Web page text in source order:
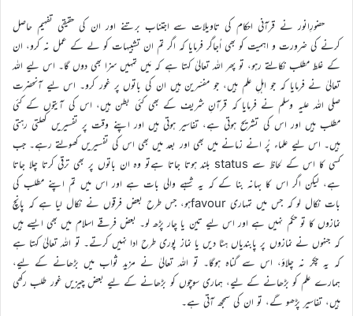
حضورِانور نے قرآنی احکام کی تاویلات سے اجتناب برتنے اور ان کی حقیقی تفہیم حاصل
کرنے کی ضرورت و اہمیت کو بھی اُجاگر فرمایا کہ اگر تم ان تشبیہات کو لے کے عمل نہ کرو، ان
کے غلط مطلب نکالتے رہو، تو پھر اللہ تعالیٰ کہتا ہے کہ مَیں تمہیں سزا بھی دوں گا۔ اس لیے اللہ
تعالیٰ نے فرمایا کہ جو اہلِ علم ہیں، جو مفسّرین ہیں ان کی باتوں پر غور کرو۔ اس لیے آنحضرت
صلی اللہ علیہ وسلم نے فرمایا کہ قرآنِ شریف کے بھی کئی بطن ہیں، اس کی آیتوں کے کئی
مطلب ہیں اور اس کی تشریح ہوتی ہے، تفاسیر ہوتی ہیں اور اپنے وقت پر تفسیریں کھلتی رہتی
ہیں۔ اس لیے علماء پُر انے زمانے میں بھی اور بعد میں بھی اس کی تفسیریں کھولتے رہے۔ جب
کسی کا اس کے لحاظ سے status بلند ہوتا جاتا ہےتو وہ ان باتوں پر بھی ترقی کرتا چلا جاتا
ہے، لیکن اگر اس کا بہانہ بنا کے کہ یہ شبہے والی بات ہے اور اس میں تم اپنے مطلب کی
بات نکال لو کہ جس میں تمہاری favourہو، جس طرح بعض فرقوں نے نکال لیا ہے کہ پانچ
نمازوں کا تو حکم نہیں ہے اور اس لیے تین یا چار پڑھ لو۔ بعض فرقے اسلام میں بھی ایسے ہیں
کہ جنہوں نے نمازوں پر پابندیاں ہٹا دیں یا نماز پوری طرح ادا نہیں کرتے۔ تو اللہ تعالیٰ کہتا ہے
کہ یہ چکر نہ چلاؤ، اس سے گناہ ہوگا۔ تو الله تعالیٰ نے مزید ثواب میں بڑھانے کے لیے،
ہمارے علم کو بڑھانے کے لیے، ہماری سوچوں کو بڑھانے کے لیے بعض چیزیں غور طلب رکھی
ہیں، تفاسیر پڑھو گے، تو ان کی سمجھ آتی ہے۔